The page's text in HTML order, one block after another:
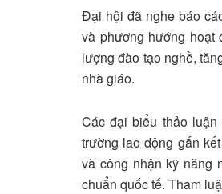
Đại hội đã nghe báo
và phương hướng hoạt
lượng đào tạo nghề,
nhà giáo.
Các đại biểu thảo
trường lao động gắn
và công nhận kỹ năng
chuẩn quốc tế. Tham